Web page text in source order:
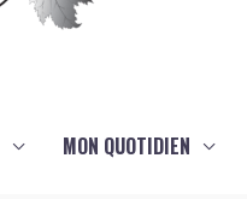
MON QUOTIDIEN